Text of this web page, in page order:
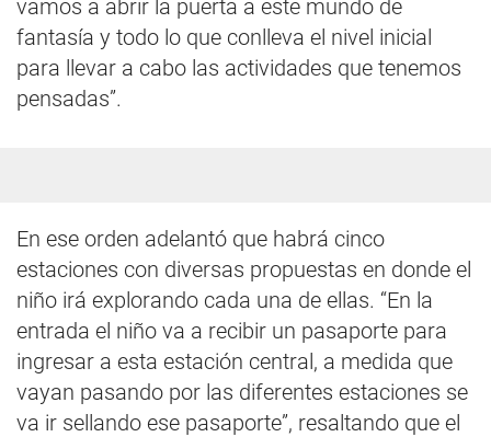
vamos a abrir la puerta a este mundo de
fantasía y todo lo que conlleva el nivel inicial
para llevar a cabo las actividades que tenemos
pensadas”.
En ese orden adelantó que habrá cinco
estaciones con diversas propuestas en donde el
niño irá explorando cada una de ellas. “En la
entrada el niño va a recibir un pasaporte para
ingresar a esta estación central, a medida que
vayan pasando por las diferentes estaciones se
va ir sellando ese pasaporte”, resaltando que el